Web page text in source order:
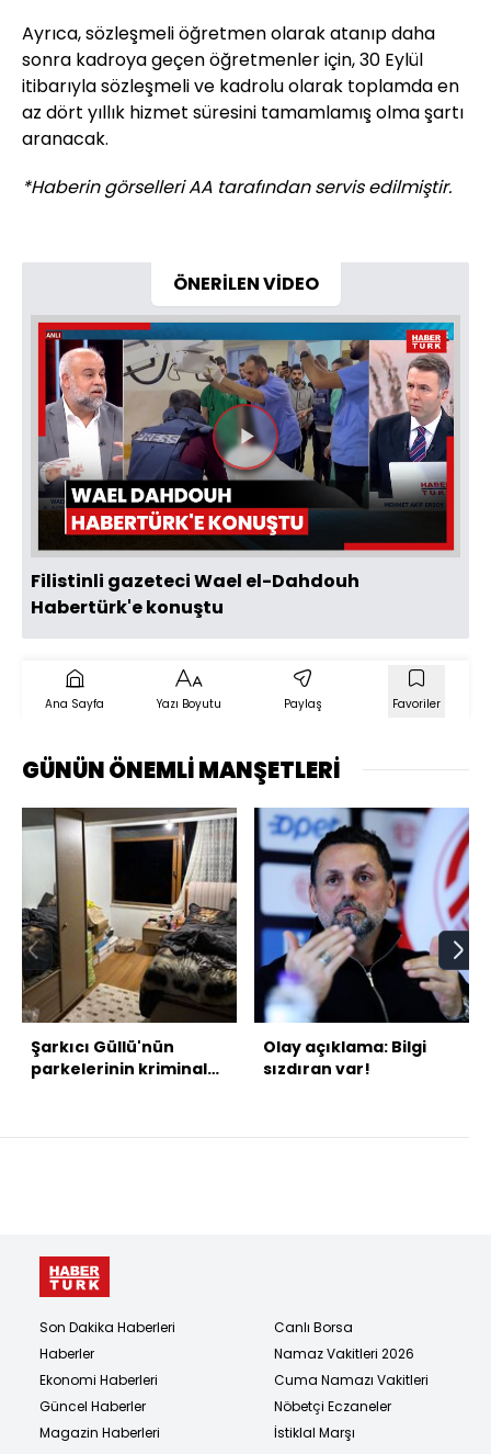
Ayrıca, sözleşmeli öğretmen olarak atanıp daha
sonra kadroya geçen öğretmenler için, 30 Eylül
itibarıyla sözleşmeli ve kadrolu olarak toplamda en
az dört yıllık hizmet süresini tamamlamış olma şartı
aranacak.
*Haberin görselleri AA tarafından servis edilmiştir.
ÖNERİLEN VİDEO
Videoyu
Filistinli gazeteci Wael el-Dahdouh
Habertürk'e konuştu
Ana Sayfa Yazı Boyutu Paylaş Favoriler
GÜNÜN ÖNEMLİ MANŞETLERİ
Şarkıcı Güllü'nün
parkelerinin kriminal
Olay açıklama: Bilgi
sızdıran var!
Son Dakika Haberleri
Haberler
Ekonomi Haberleri
Güncel Haberler
Magazin Haberleri
Canlı Borsa
Namaz Vakitleri 2026
Cuma Namazı Vakitleri
Nöbetçi Eczaneler
İstiklal Marşı